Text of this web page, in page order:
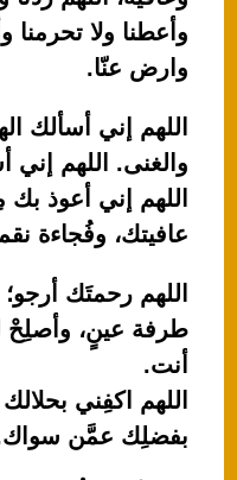
وأعطنا ولا تحرمنا
وارض عنّا.
اللهم إني أسألك
والغنى. اللهم
اللهم إني أعوذ
عافيتك، وفُجاءة
اللهم رحمتَك
طرفة عينٍ، وأصلِحْ
أنت.
اللهم اكفِني
بفضلِك عمَّن